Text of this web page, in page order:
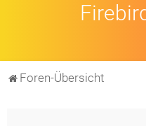
Foren-Übersicht